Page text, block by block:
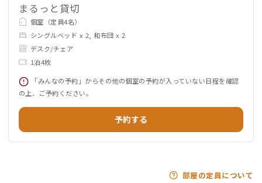
まるっと貸切
個室（定員4名）
シングルベッド x 2, 和布団 x 2
デスク/チェア
1泊4枚
「みんなの予約」からその他の個室の予約が入っていない日程を確認
の上、ご予約ください。
予約する
部屋の定員について